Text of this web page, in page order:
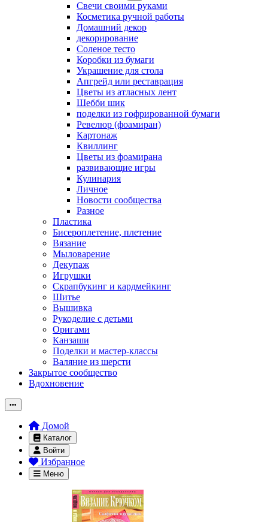
Свечи своими руками
Косметика ручной работы
Домашний декор
декорирование
Соленое тесто
Коробки из бумаги
Украшение для стола
Апгрейд или реставрация
Цветы из атласных лент
Шебби шик
поделки из гофрированной бумаги
Ревелюр (фоамиран)
Картонаж
Квиллинг
Цветы из фоамирана
развивающие игры
Кулинария
Личное
Новости сообщества
Разное
Пластика
Бисероплетение, плетение
Вязание
Мыловарение
Декупаж
Игрушки
Скрапбукинг и кардмейкинг
Шитье
Вышивка
Рукоделие с детьми
Оригами
Канзаши
Поделки и мастер-классы
Валяние из шерсти
Закрытое сообщество
Вдохновение
Домой
Каталог
Войти
Избранное
Меню